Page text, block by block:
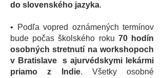
do slovenského jazyka.
• Podľa vopred oznámených termínov
bude počas školského roku 70 hodín
osobných stretnutí na workshopoch
v Bratislave s ajurvédskymi lekármi
priamo z Indie. Všetky osobné